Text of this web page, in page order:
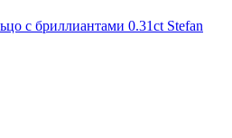
с бриллиантами 0.31ct Stefan